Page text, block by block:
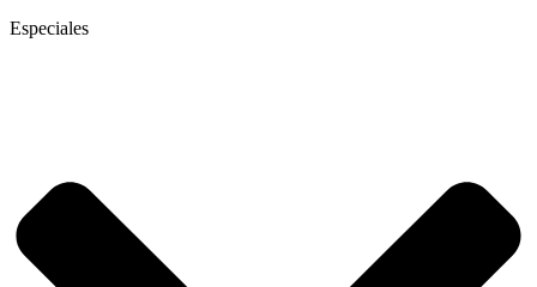
Especiales